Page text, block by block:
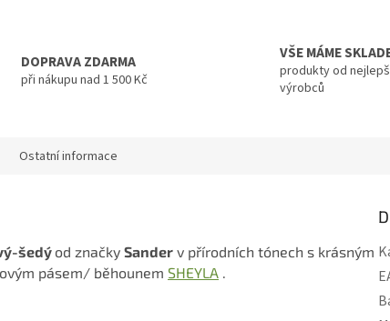
DOPRAVA ZDARMA
při nákupu nad 1 500 Kč
VŠE MÁME
produkty od
výrobců
Ostatní informace
šedý od značky Sander v přírodních tónech s krásným
pásem/ běhounem SHEYLA